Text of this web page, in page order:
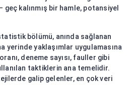
kalınmış bir hamle, potansiyel
bölümü, anında sağlanan
yerinde yaklaşımlar uygulamasına
deneme sayısı, fauller gibi
taktiklerin ana temelidir.
galip gelenler, en çok veri